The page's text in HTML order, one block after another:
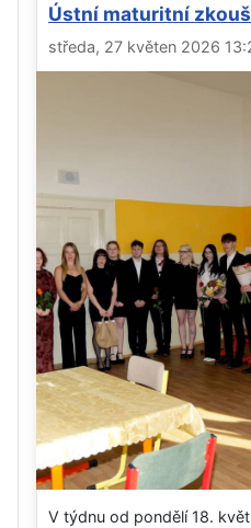
Ústní maturitní
středa, 27 květen 2026
V týdnu od pondělí 18.